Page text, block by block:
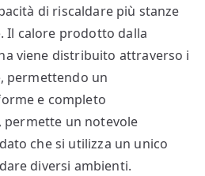
di riscaldare più stanze
Il calore prodotto dalla
viene distribuito attraverso i
permettendo un
e completo
permette un notevole
che si utilizza un unico
diversi ambienti.